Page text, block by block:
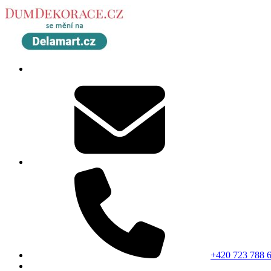
+420 723 788